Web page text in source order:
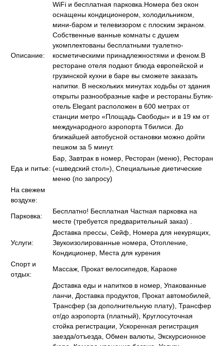
Описание:
WiFi и бесплатная парковка.Номера без окон
оснащены кондиционером, холодильником,
мини-баром и телевизором с плоским экраном.
Собственные ванные комнаты с душем
укомплектованы бесплатными туалетно-
косметическими принадлежностями и феном.В
ресторане отеля подают блюда европейской и
грузинской кухни в баре вы сможете заказать
напитки. В нескольких минутах ходьбы от здания
открыты разнообразные кафе и рестораны.Бутик-
отель Elegant расположен в 600 метрах от
станции метро «Площадь Свободы» и в 19 км от
международного аэропорта Тбилиси. До
ближайшей автобусной остановки можно дойти
пешком за 5 минут.
Еда и питье:
Бар, Завтрак в номер, Ресторан (меню), Ресторан
(«шведский стол»), Специальные диетические
меню (по запросу)
На свежем
воздухе:
Парковка:
Бесплатно! Бесплатная Частная парковка на
месте (требуется предварительный заказ) .
Услуги:
Доставка прессы, Сейф, Номера для некурящих,
Звукоизолированные номера, Отопление,
Кондиционер, Места для курения
Спорт и
отдых:
Массаж, Прокат велосипедов, Караоке
Доставка еды и напитков в номер, Упакованные
ланчи, Доставка продуктов, Прокат автомобилей,
Трансфер (за дополнительную плату), Трансфер
от/до аэропорта (платный), Круглосуточная
стойка регистрации, Ускоренная регистрация
заезда/отъезда, Обмен валюты, Экскурсионное